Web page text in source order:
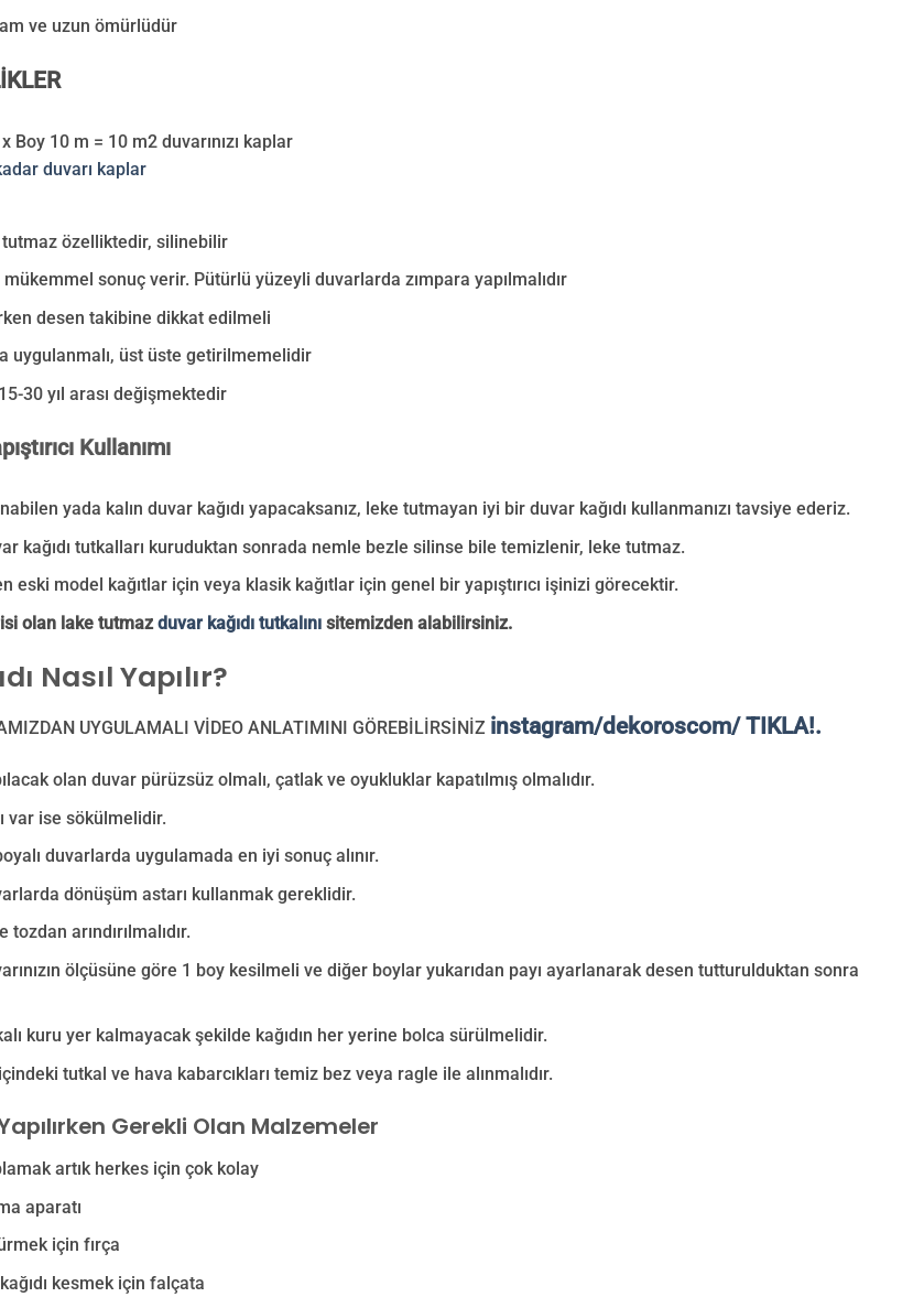
ve uzun ömürlüdür
Boy 10 m = 10 m2 duvarınızı kaplar
özelliktedir, silinebilir
mükemmel sonuç verir. Pütürlü yüzeyli duvarlarda zımpara yapılmalıdır
desen takibine dikkat edilmeli
uygulanmalı, üst üste getirilmemelidir
30 yıl arası değişmektedir
Kullanımı
yada kalın duvar kağıdı yapacaksanız, leke tutmayan iyi bir duvar kağıdı kullanmanızı tavsiye ederiz.
kağıdı tutkalları kuruduktan sonrada nemle bezle silinse bile temizlenir, leke tutmaz.
eski model kağıtlar için veya klasik kağıtlar için genel bir yapıştırıcı işinizi görecektir.
olan lake tutmazduvar kağıdı tutkalınısitemizden alabilirsiniz.
Nasıl Yapılır?
UYGULAMALI VİDEO ANLATIMINI GÖREBİLİRSİNİZ instagram/dekoroscom/ TIKLA!.
olan duvar pürüzsüz olmalı, çatlak ve oyukluklar kapatılmış olmalıdır.
var ise sökülmelidir.
duvarlarda uygulamada en iyi sonuç alınır.
dönüşüm astarı kullanmak gereklidir.
arındırılmalıdır.
ölçüsüne göre 1 boy kesilmeli ve diğer boylar yukarıdan payı ayarlanarak desen tutturulduktan sonra
kuru yer kalmayacak şekilde kağıdın her yerine bolca sürülmelidir.
içindeki tutkal ve hava kabarcıkları temiz bez veya ragle ile alınmalıdır.
Gerekli Olan Malzemeler
artık herkes için çok kolay
aparatı
için fırça
kesmek için falçata